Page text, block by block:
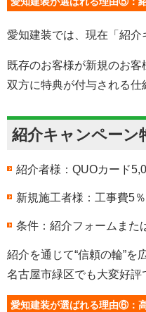
愛知建装では、現在「紹介
既存のお客様が新規のお客
双方に特典が付与される仕
紹介キャンペーン
紹介者様：QUOカード
新規施工者様：工事費5
条件：紹介フォームまた
紹介を通じて“信頼の輪”を
名古屋市緑区でも大変好評
愛知建装が選ばれる理由⑥：